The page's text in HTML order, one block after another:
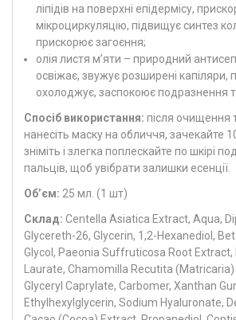
ліпідів на поверхні епідермісу,
мікроциркуляцію, підвищує синтез
прискорює загоєння;
олія листя м’яти – природний
освіжає, звужує розширені капіляри,
охолоджує, заспокоює подразнення
Спосіб використання: після очищення
нанесіть маску на обличчя, зачекайте
зніміть і злегка поплескайте по шкірі
пальців, щоб увібрати залишки есенції.
Об’єм: 25 мл. (1 шт)
Склад: Centella Asiatica Extract, Aqua,
Glycereth-26, Glycerin, 1,2-Hexanediol,
Glycol, Paeonia Suffruticosa Root Extract,
Laurate, Chamomilla Recutita
Glyceryl Caprylate, Carbomer, Xanthan
Ethylhexylglycerin, Sodium Hyaluronate,